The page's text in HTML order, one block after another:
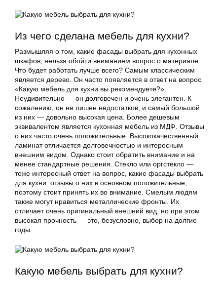
Из чего сделана мебель для кухни?
Размышляя о том, какие фасады выбрать для кухонных
шкафов, нельзя обойти вниманием вопрос о материале.
Что будет работать лучше всего? Самым классическим
является дерево. Он часто появляется в ответ на вопрос
«Какую мебель для кухни вы рекомендуете?».
Неудивительно — он долговечен и очень элегантен. К
сожалению, он не лишен недостатков, и самый большой
из них — довольно высокая цена. Более дешевым
эквивалентом является кухонная мебель из МДФ. Отзывы
о них часто очень положительные. Высококачественный
ламинат отличается долговечностью и интересным
внешним видом. Однако стоит обратить внимание и на
менее стандартные решения. Стекло или оргстекло —
тоже интересный ответ на вопрос, какие фасады выбрать
для кухни. отзывы о них в основном положительные,
поэтому стоит принять их во внимание. Смелым людям
также могут нравиться металлические фронты. Их
отличает очень оригинальный внешний вид, но при этом
высокая прочность — это, безусловно, выбор на долгие
годы.
Какую мебель выбрать для кухни?